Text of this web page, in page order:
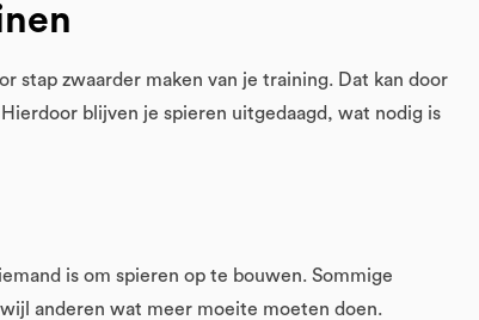
stap zwaarder maken van je training. Dat kan door
blijven je spieren uitgedaagd, wat nodig is
is om spieren op te bouwen. Sommige
anderen wat meer moeite moeten doen.